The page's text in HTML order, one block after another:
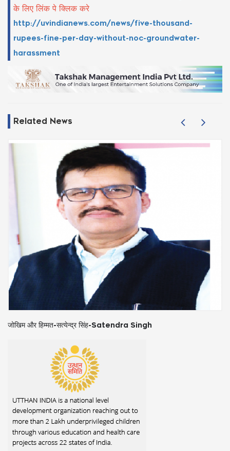
के लिए लिंक पे क्लिक करे
http://uvindianews.com/news/five-thousand-
rupees-fine-per-day-without-noc-groundwater-
harassment
Related News
पटाखों का दायरा-सत्येन्द्र सिंह-Satendra Singh